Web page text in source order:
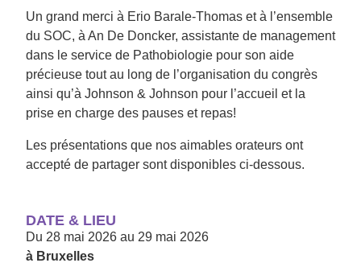
DATE & LIEU
Du 28 mai 2026 au 29 mai 2026
à Bruxelles
Un grand merci à Erio Barale-Thomas et à l’ensemble
du SOC, à An De Doncker, assistante de management
dans le service de Pathobiologie pour son aide
précieuse tout au long de l’organisation du congrès
ainsi qu’à Johnson & Johnson pour l’accueil et la
prise en charge des pauses et repas!
Les présentations que nos aimables orateurs ont
accepté de partager sont disponibles ci-dessous.